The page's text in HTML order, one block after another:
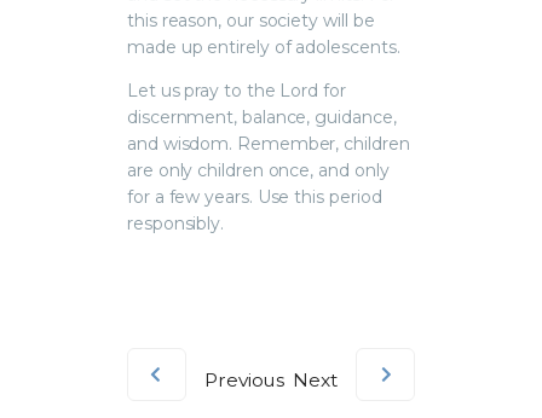
this reason, our society will be
made up entirely of adolescents.
Let us pray to the Lord for
discernment, balance, guidance,
and wisdom. Remember, children
are only children once, and only
for a few years. Use this period
responsibly.
Previous Next